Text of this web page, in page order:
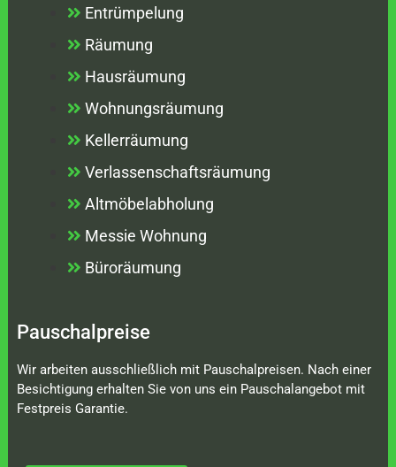
Entrümpelung
Räumung
Hausräumung
Wohnungsräumung
Kellerräumung
Verlassenschaftsräumung
Altmöbelabholung
Messie Wohnung
Büroräumung
Pauschalpreise
Wir arbeiten ausschließlich mit Pauschalpreisen. Nach einer
Besichtigung erhalten Sie von uns ein Pauschalangebot mit
Festpreis Garantie.